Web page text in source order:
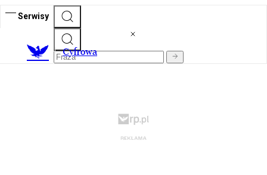
Serwisy
Cyfrowa